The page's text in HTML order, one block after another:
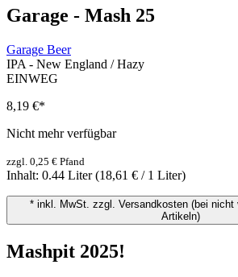
Garage - Mash 25
Garage Beer
IPA - New England / Hazy
EINWEG
8,19 €*
Nicht mehr verfügbar
zzgl. 0,25 € Pfand
Inhalt: 0.44 Liter(18,61 € / 1 Liter)
* inkl. MwSt. zzgl. Versandkosten (bei nicht
Artikeln)
Mashpit 2025!